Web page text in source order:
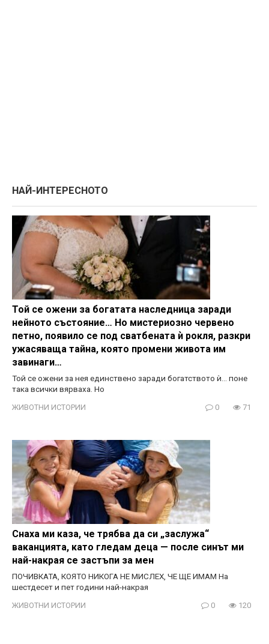
НАЙ-ИНТЕРЕСНОТО
Той се ожени за богатата наследница заради
нейното състояние… Но мистериозно червено
петно, появило се под сватбената ѝ рокля, разкри
ужасяваща тайна, която промени живота им
завинаги…
Той се ожени за нея единствено заради богатството ѝ… поне
така всички вярваха. Но
ЖИВОТНИ ИСТОРИИ 0 71
Снаха ми каза, че трябва да си „заслужа“
ваканцията, като гледам деца — после синът ми
най-накрая се застъпи за мен
ПОЧИВКАТА, КОЯТО НИКОГА НЕ МИСЛЕХ, ЧЕ ЩЕ ИМАМ На
шестдесет и пет години най-накрая
ЖИВОТНИ ИСТОРИИ 0 120